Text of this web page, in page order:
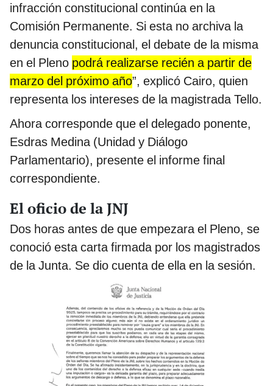
infracción constitucional continúa en la
Comisión Permanente. Si esta no archiva la
denuncia constitucional, el debate de la misma
en el Pleno podrá realizarse recién a partir de
marzo del próximo año”, explicó Cairo, quien
representa los intereses de la magistrada Tello.
Ahora corresponde que el delegado ponente,
Esdras Medina (Unidad y Diálogo
Parlamentario), presente el informe final
correspondiente.
El oficio de la JNJ
Dos horas antes de que empezara el Pleno, se
conoció esta carta firmada por los magistrados
de la Junta. Se dio cuenta de ella en la sesión.